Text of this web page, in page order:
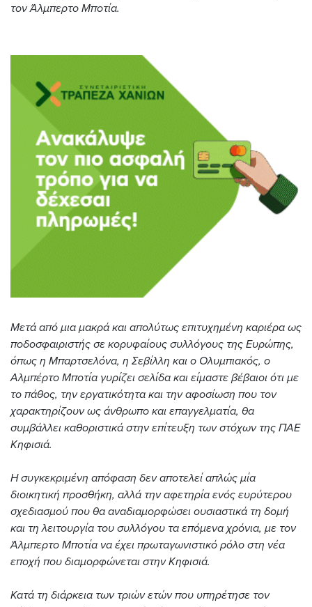
τον Άλμπερτο Μποτία.
Μετά από μια μακρά και απολύτως επιτυχημένη καριέρα ως
ποδοσφαιριστής σε κορυφαίους συλλόγους της Ευρώπης,
όπως η Μπαρτσελόνα, η Σεβίλλη και ο Ολυμπιακός, ο
Αλμπέρτο Μποτία γυρίζει σελίδα και είμαστε βέβαιοι ότι με
το πάθος, την εργατικότητα και την αφοσίωση που τον
χαρακτηρίζουν ως άνθρωπο και επαγγελματία, θα
συμβάλλει καθοριστικά στην επίτευξη των στόχων της ΠΑΕ
Κηφισιά.
Η συγκεκριμένη απόφαση δεν αποτελεί απλώς μία
διοικητική προσθήκη, αλλά την αφετηρία ενός ευρύτερου
σχεδιασμού που θα αναδιαμορφώσει ουσιαστικά τη δομή
και τη λειτουργία του συλλόγου τα επόμενα χρόνια, με τον
Άλμπερτο Μποτία να έχει πρωταγωνιστικό ρόλο στη νέα
εποχή που διαμορφώνεται στην Κηφισιά.
Κατά τη διάρκεια των τριών ετών που υπηρέτησε τον